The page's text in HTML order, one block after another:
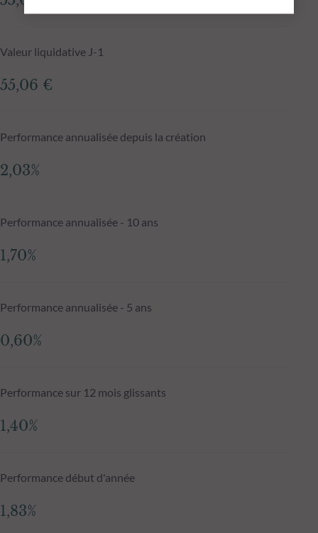
Valeur liquidative J-1
55,06 €
Performance annualisée depuis la création
2,03%
Performance annualisée - 10 ans
1,70%
Performance annualisée - 5 ans
0,60%
Performance sur 12 mois glissants
1,40%
Performance début d'année
1,83%